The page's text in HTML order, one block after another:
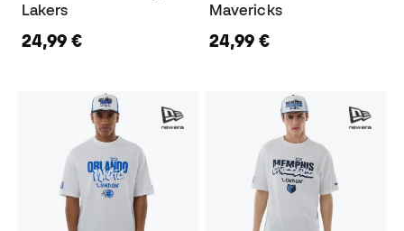
Lakers
24,99 €
Mavericks
24,99 €